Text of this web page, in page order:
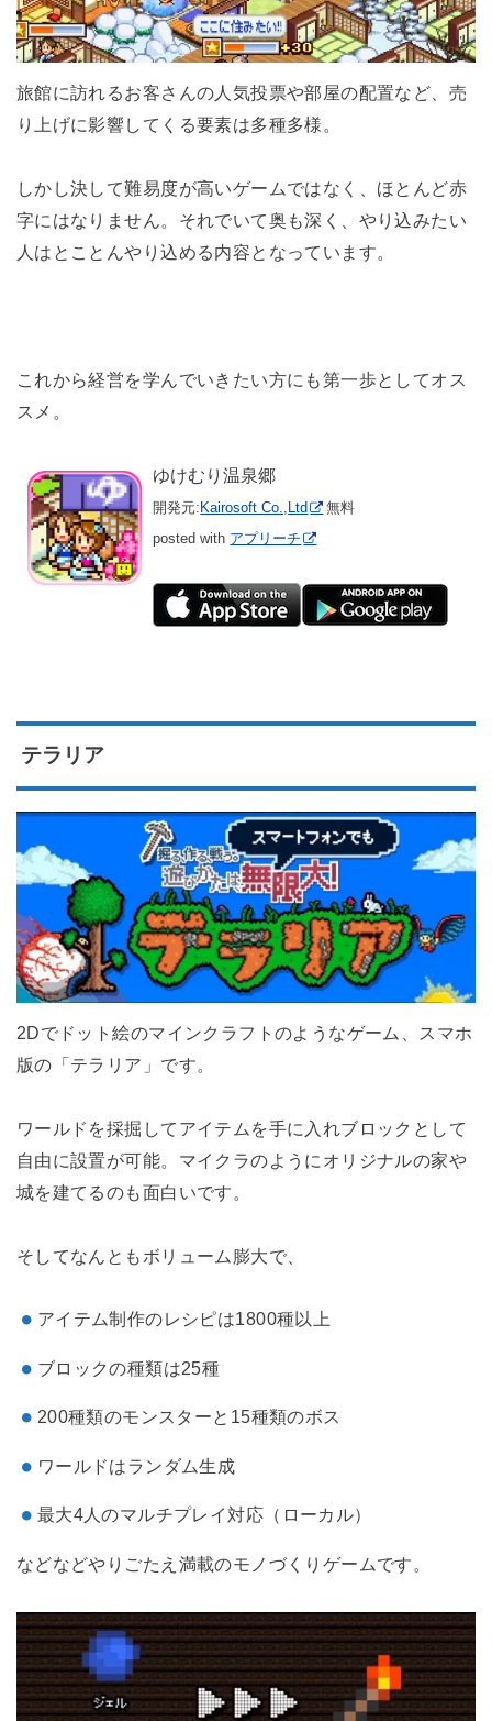
旅館に訪れるお客さんの人気投票や部屋の配置など、売
り上げに影響してくる要素は多種多様。
しかし決して難易度が高いゲームではなく、ほとんど赤
字にはなりません。それでいて奥も深く、やり込みたい
人はとことんやり込める内容となっています。
これから経営を学んでいきたい方にも第一歩としてオス
スメ。
ゆけむり温泉郷
開発元: Kairosoft Co.,Ltd
無料
posted with アプリーチ
テラリア
2Dでドット絵のマインクラフトのようなゲーム、スマホ
版の「テラリア」です。
ワールドを採掘してアイテムを手に入れブロックとして
自由に設置が可能。マイクラのようにオリジナルの家や
城を建てるのも面白いです。
そしてなんともボリューム膨大で、
アイテム制作のレシピは1800種以上
ブロックの種類は25種
200種類のモンスターと15種類のボス
ワールドはランダム生成
最大4人のマルチプレイ対応（ローカル）
などなどやりごたえ満載のモノづくりゲームです。